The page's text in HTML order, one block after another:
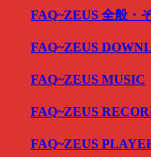
FAQ~ZEUS 全般・
FAQ~ZEUS
FAQ~ZEUS MUSIC
FAQ~ZEUS
FAQ~ZEUS